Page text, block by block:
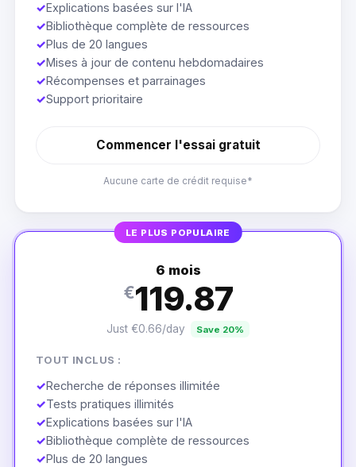
✓Explications basées sur l'IA
✓Bibliothèque complète de ressources
✓Plus de 20 langues
✓Mises à jour de contenu hebdomadaires
✓Récompenses et parrainages
✓Support prioritaire
Commencer l'essai gratuit
Aucune carte de crédit requise*
LE PLUS POPULAIRE
6 mois
€119.87
Just €0.66/day Save 20%
TOUT INCLUS :
✓Recherche de réponses illimitée
✓Tests pratiques illimités
✓Explications basées sur l'IA
✓Bibliothèque complète de ressources
✓Plus de 20 langues